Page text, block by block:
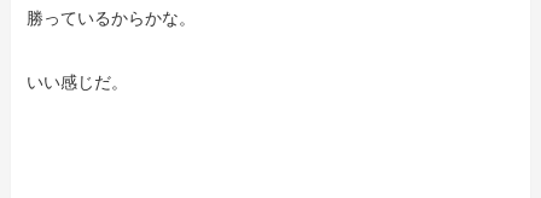
勝っているからかな。
いい感じだ。